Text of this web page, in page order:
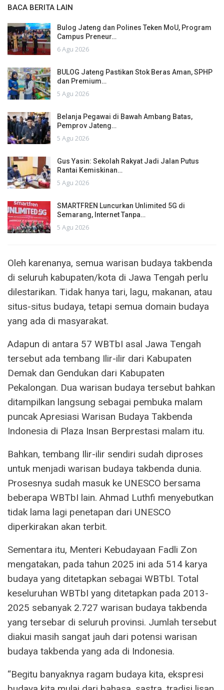
BACA BERITA LAIN
Bulog Jateng dan Polines Teken MoU, Program
Campus Preneur…
6 Agu 2026
BULOG Jateng Pastikan Stok Beras Aman, SPHP
dan Premium…
5 Agu 2026
Belanja Pegawai di Bawah Ambang Batas,
Pemprov Jateng…
5 Agu 2026
Gus Yasin: Sekolah Rakyat Jadi Jalan Putus
Rantai Kemiskinan…
5 Agu 2026
SMARTFREN Luncurkan Unlimited 5G di
Semarang, Internet Tanpa…
5 Agu 2026
Oleh karenanya, semua warisan budaya takbenda
di seluruh kabupaten/kota di Jawa Tengah perlu
dilestarikan. Tidak hanya tari, lagu, makanan, atau
situs-situs budaya, tetapi semua domain budaya
yang ada di masyarakat.
Adapun di antara 57 WBTbI asal Jawa Tengah
tersebut ada tembang Ilir-ilir dari Kabupaten
Demak dan Gendukan dari Kabupaten
Pekalongan. Dua warisan budaya tersebut bahkan
ditampilkan langsung sebagai pembuka malam
puncak Apresiasi Warisan Budaya Takbenda
Indonesia di Plaza Insan Berprestasi malam itu.
Bahkan, tembang Ilir-ilir sendiri sudah diproses
untuk menjadi warisan budaya takbenda dunia.
Prosesnya sudah masuk ke UNESCO bersama
beberapa WBTbI lain. Ahmad Luthfi menyebutkan
tidak lama lagi penetapan dari UNESCO
diperkirakan akan terbit.
Sementara itu, Menteri Kebudayaan Fadli Zon
mengatakan, pada tahun 2025 ini ada 514 karya
budaya yang ditetapkan sebagai WBTbI. Total
keseluruhan WBTbI yang ditetapkan pada 2013-
2025 sebanyak 2.727 warisan budaya takbenda
yang tersebar di seluruh provinsi. Jumlah tersebut
diakui masih sangat jauh dari potensi warisan
budaya takbenda yang ada di Indonesia.
“Begitu banyaknya ragam budaya kita, ekspresi